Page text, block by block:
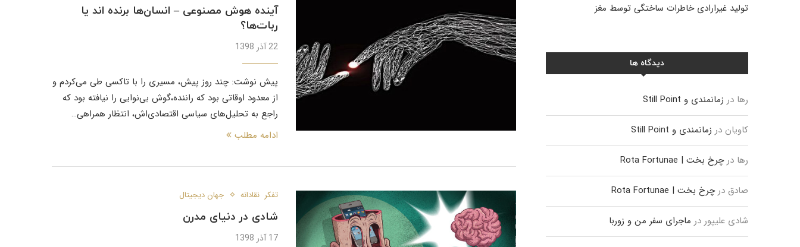
آینده هوش مصنوعی – انسان‌ها برنده اند یا
ربات‌ها؟
22 آذر 1398
پیش نوشت: چند روز پیش، مسیری را با تاکسی طی می‌کردم و
از معدود اوقاتی بود که راننده،‌گوش بی‌نوایی را نیافته بود که
راجع به تحلیل‌های سیاسی اقتصادی‌اش، انتظار همراهی…
ادامه مطلب
تفکر نقادانه جهان دیجیتال
شادی در دنیای مدرن
17 آذر 1398
تولید غیرارادی خاطرات ساختگی توسط مغز
دیدگاه ها
رها در زمانمندی و Still Point
کاویان در زمانمندی و Still Point
رها درچرخ بخت | Rota Fortunae
صادق درچرخ بخت | Rota Fortunae
شادی علیپور در ماجرای سفر من و زوربا